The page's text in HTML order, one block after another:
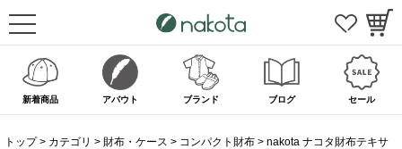
新着商品 アバウト ブランド ブログ セール
トップ カテゴリ 財布・ケース コンパクト財布
nakota ナコタ財布テキサ